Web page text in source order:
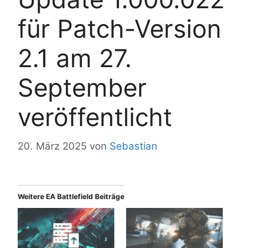
für Patch-Version
2.1 am 27.
September
veröffentlicht
20. März 2025 von Sebastian
Weitere EA Battlefield Beiträge